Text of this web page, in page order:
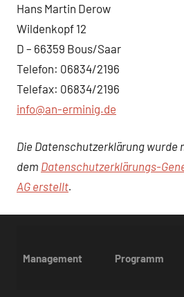
Hans Martin Derow
Wildenkopf 12
D – 66359 Bous/Saar
Telefon: 06834/2196
Telefax: 06834/2196
info@an-erminig.de
Die Datenschutzerklärung wurde
dem Datenschutzerklärungs-
AG erstellt.
Management Programm